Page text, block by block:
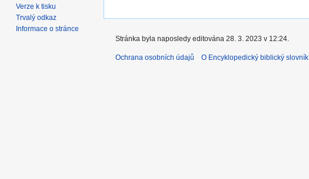
Verze k tisku
Trvalý odkaz
Informace o stránce
Stránka byla naposledy editována 28. 3. 2023 v 12:24.
Ochrana osobních údajů O Encyklopedický biblický slovník